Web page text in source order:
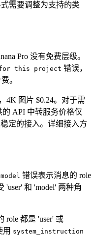
式需要调整为支持的类
Pro 没有免费层级。
this project 错误，
。
4K 图片 $0.24。对于需
的 API 中转服务价格仅
定的接入。详细接入方
错误表示消息的 role
'user' 和 'model' 两种角
role 都是 'user' 或
用 system_instruction